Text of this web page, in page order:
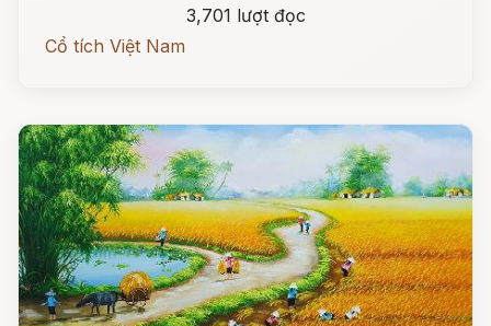
3,701 lượt đọc
Cổ tích Việt Nam